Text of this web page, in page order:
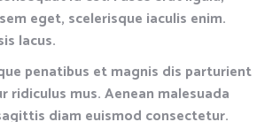
eget, scelerisque iaculis enim.
lacus.
penatibus et magnis dis parturient
ridiculus mus. Aenean malesuada
diam euismod consectetur.